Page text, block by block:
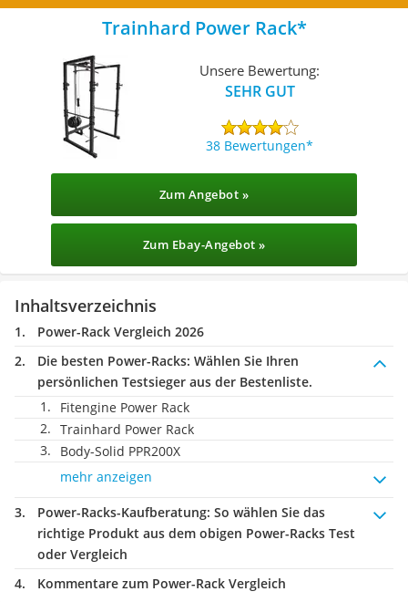
Trainhard Power Rack
Unsere Bewertung:
SEHR GUT
38 Bewertungen
Zum Angebot »
Zum Ebay-Angebot »
Inhaltsverzeichnis
Power-Rack Vergleich 2026
Die besten Power-Racks: Wählen Sie Ihren
persönlichen Testsieger aus der Bestenliste.
Fitengine Power Rack
Trainhard Power Rack
Body-Solid PPR200X
mehr anzeigen
Power-Racks-Kaufberatung: So wählen Sie das
richtige Produkt aus dem obigen Power-Racks Test
oder Vergleich
Kommentare zum Power-Rack Vergleich